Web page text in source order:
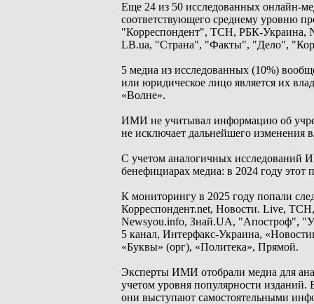
Еще 24 из 50 исследованных онлайн-
соответствующего среднему уровню
"Корреспондент", ТСН, РБК-Украина,
LB.ua, "Страна", "Факты", "Дело",
5 медиа из исследованных (10%)
или юридическое лицо является их
«Волне».
ИМИ не учитывал информацию об
не исключает дальнейшего изменения
С учетом аналогичных исследований
бенефициарах медиа: в 2024 году этот
К мониторингу в 2025 году попали
Корреспондент.net, Новости. Live,
Newsyou.info, Знай.UA, "Апостроф",
5 канал, Интерфакс-Украина,
«Буквы» (орг), «Политека», Прямой.
Эксперты ИМИ отобрали медиа для
учетом уровня популярности
они выступают самостоятельными